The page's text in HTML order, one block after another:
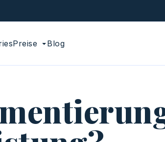
Preise Blog